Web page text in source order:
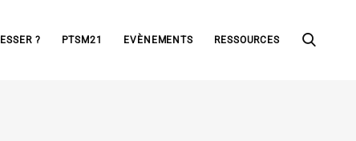
? PTSM21 EVÈNEMENTS RESSOURCES